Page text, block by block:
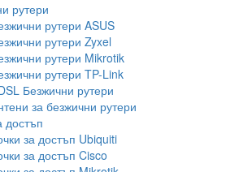
рутери
рутери ASUS
рутери Zyxel
рутери Mikrotik
рутери TP-Link
Безжични рутери
за безжични рутери
достъп
за достъп Ubiquiti
за достъп Cisco